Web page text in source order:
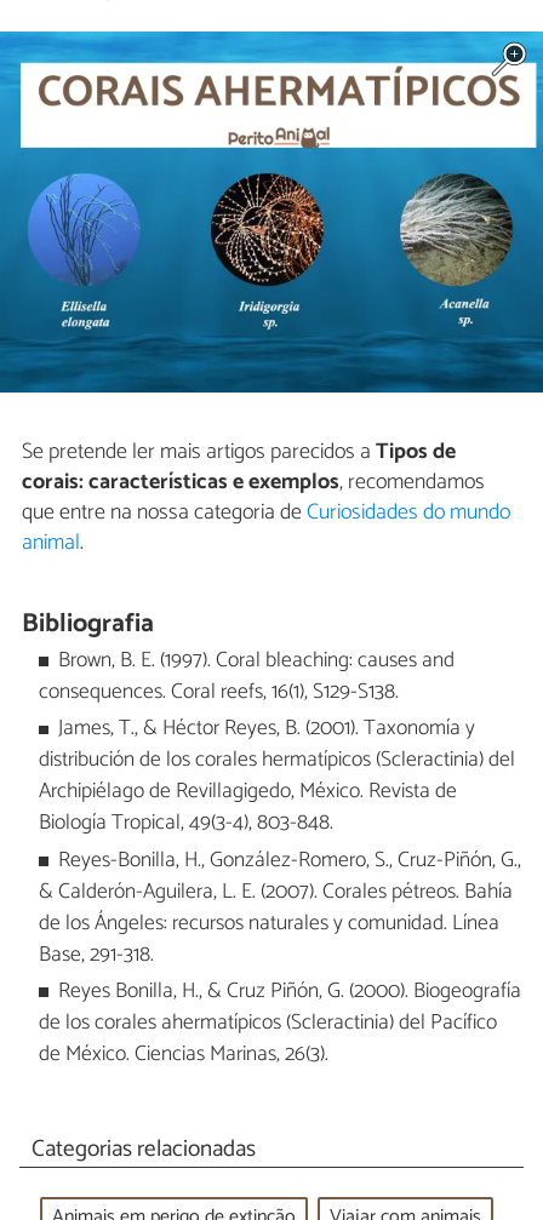
Se pretende ler mais artigos parecidos aTipos de
corais: características e exemplos, recomendamos
que entre na nossa categoria deCuriosidades do mundo
animal.
Bibliografia
Brown, B. E. (1997). Coral bleaching: causes and
consequences. Coral reefs, 16(1), S129-S138.
James, T., & Héctor Reyes, B. (2001). Taxonomía y
distribución de los corales hermatípicos (Scleractinia) del
Archipiélago de Revillagigedo, México. Revista de
Biología Tropical, 49(3-4), 803-848.
Reyes-Bonilla, H., González-Romero, S., Cruz-Piñón, G.,
& Calderón-Aguilera, L. E. (2007). Corales pétreos. Bahía
de los Ángeles: recursos naturales y comunidad. Línea
Base, 291-318.
Reyes Bonilla, H., & Cruz Piñón, G. (2000). Biogeografía
de los corales ahermatípicos (Scleractinia) del Pacífico
de México. Ciencias Marinas, 26(3).
Categorias relacionadas